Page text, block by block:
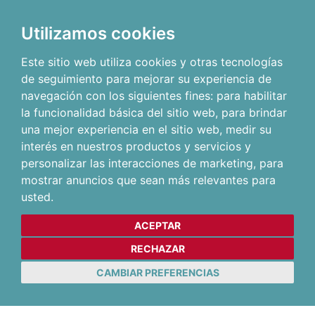
Utilizamos cookies
Este sitio web utiliza cookies y otras tecnologías
de seguimiento para mejorar su experiencia de
navegación con los siguientes fines: para habilitar
la funcionalidad básica del sitio web, para brindar
una mejor experiencia en el sitio web, medir su
interés en nuestros productos y servicios y
personalizar las interacciones de marketing, para
mostrar anuncios que sean más relevantes para
usted.
ACEPTAR
RECHAZAR
CAMBIAR PREFERENCIAS